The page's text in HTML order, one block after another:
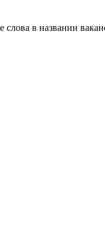
слова в названии